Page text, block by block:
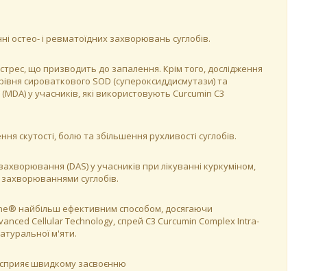
остео- і ревматоїдних захворювань суглобів.
що призводить до запалення. Крім того, дослідження
сироваткового SOD (супероксиддисмутази) та
у учасників, які використовують Curcumin C3
скутості, болю та збільшення рухливості суглобів.
(DAS) у учасників при лікуванні куркуміном,
суглобів.
найбільш ефективним способом, досягаючи
Cellular Technology, спрей C3 Curcumin Complex Intra-
м'яти.
швидкому засвоєнню